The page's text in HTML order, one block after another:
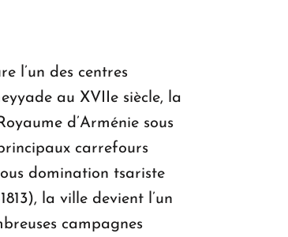
l’un des centres
au XVIIe siècle, la
d’Arménie sous
carrefours
domination tsariste
la ville devient l’un
campagnes